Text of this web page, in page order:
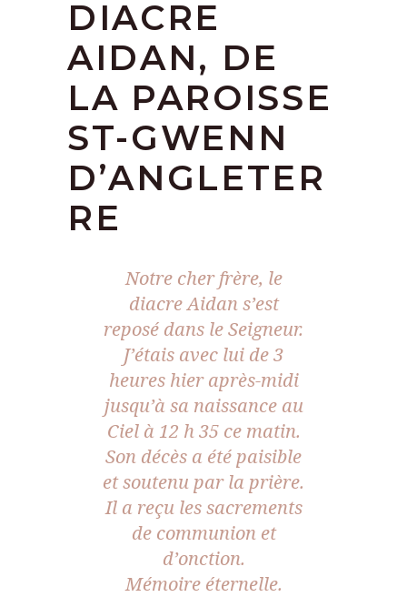
DIACRE
AIDAN, DE
LA PAROISSE
ST-GWENN
D’ANGLETER
RE
Notre cher frère, le
diacre Aidan s’est
reposé dans le Seigneur.
J’étais avec lui de 3
heures hier après-midi
jusqu’à sa naissance au
Ciel à 12 h 35 ce matin.
Son décès a été paisible
et soutenu par la prière.
Il a reçu les sacrements
de communion et
d’onction.
Mémoire éternelle.